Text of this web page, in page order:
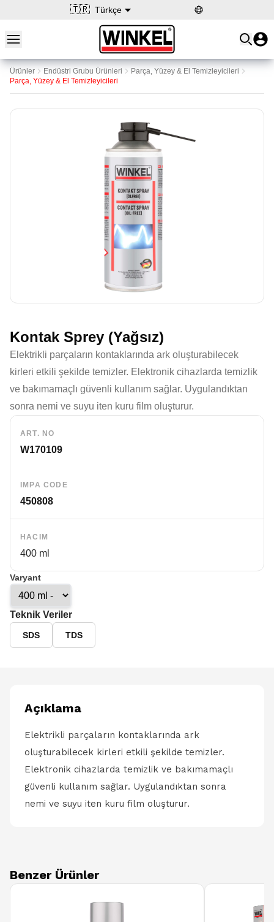
🇹🇷 Türkçe
Open main menu
Winkel
Ürünler Endüstri Grubu Ürünleri
Parça, Yüzey & El Temizleyicileri
Parça, Yüzey & El Temizleyicileri
Kontak Sprey (Yağsız)
Elektrikli parçaların kontaklarında ark oluşturabilecek
kirleri etkili şekilde temizler. Elektronik cihazlarda temizlik
ve bakımamaçlı güvenli kullanım sağlar. Uygulandıktan
sonra nemi ve suyu iten kuru film oluşturur.
ART. NO
W170109
IMPA CODE
450808
HACIM
400 ml
Varyant
Teknik Veriler
SDS TDS
Açıklama
Elektrikli parçaların kontaklarında ark
oluşturabilecek kirleri etkili şekilde temizler.
Elektronik cihazlarda temizlik ve bakımamaçlı
güvenli kullanım sağlar. Uygulandıktan sonra
nemi ve suyu iten kuru film oluşturur.
Benzer Ürünler